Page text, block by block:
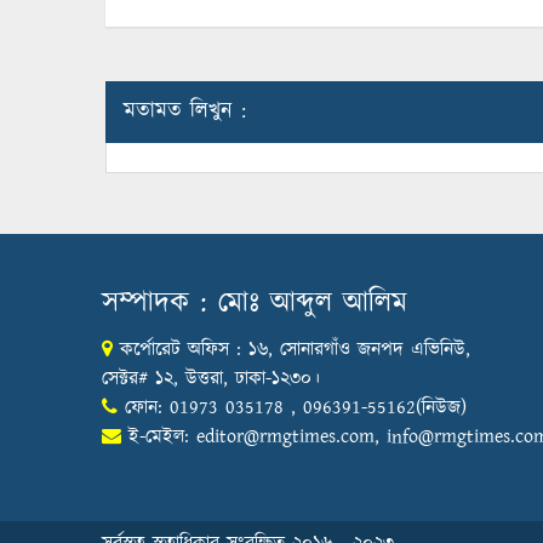
মতামত লিখুন :
সম্পাদক : মোঃ আব্দুল আলিম
কর্পোরেট অফিস : ১৬, সোনারগাঁও জনপদ এভিনিউ,
সেক্টর# ১২, উত্তরা, ঢাকা-১২৩০।
ফোন: 01973 035178 , 096391-55162(নিউজ)
ই-মেইল: editor@rmgtimes.com,